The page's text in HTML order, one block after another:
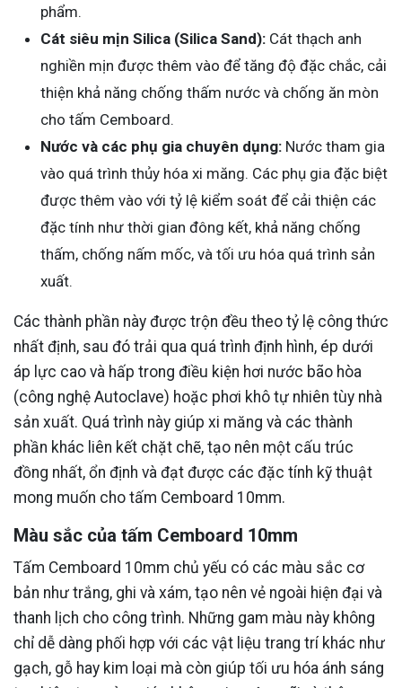
phẩm.
Cát siêu mịn Silica (Silica Sand): Cát thạch anh
nghiền mịn được thêm vào để tăng độ đặc chắc, cải
thiện khả năng chống thấm nước và chống ăn mòn
cho tấm Cemboard.
Nước và các phụ gia chuyên dụng: Nước tham gia
vào quá trình thủy hóa xi măng. Các phụ gia đặc biệt
được thêm vào với tỷ lệ kiểm soát để cải thiện các
đặc tính như thời gian đông kết, khả năng chống
thấm, chống nấm mốc, và tối ưu hóa quá trình sản
xuất.
Các thành phần này được trộn đều theo tỷ lệ công thức
nhất định, sau đó trải qua quá trình định hình, ép dưới
áp lực cao và hấp trong điều kiện hơi nước bão hòa
(công nghệ Autoclave) hoặc phơi khô tự nhiên tùy nhà
sản xuất. Quá trình này giúp xi măng và các thành
phần khác liên kết chặt chẽ, tạo nên một cấu trúc
đồng nhất, ổn định và đạt được các đặc tính kỹ thuật
mong muốn cho tấm Cemboard 10mm.
Màu sắc của tấm Cemboard 10mm
Tấm Cemboard 10mm chủ yếu có các màu sắc cơ
bản như trắng, ghi và xám, tạo nên vẻ ngoài hiện đại và
thanh lịch cho công trình. Những gam màu này không
chỉ dễ dàng phối hợp với các vật liệu trang trí khác như
gạch, gỗ hay kim loại mà còn giúp tối ưu hóa ánh sáng